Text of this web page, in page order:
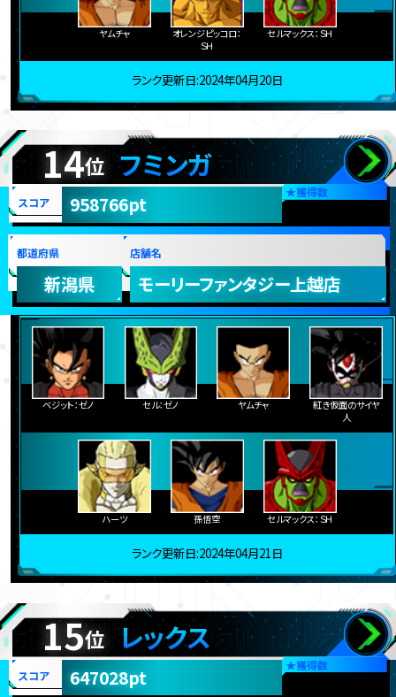
ヤムチャ
オレンジピッコロ：
ＳＨ
セルマックス：ＳＨ
ランク更新日:2024年04月20日
14位 フミンガ
★獲得数
スコア 958766pt
都道府県
新潟県
店舗名
モーリーファンタジー上越店
ベジット：ゼノ セル：ゼノ ヤムチャ
紅き仮面のサイヤ
人
ハーツ 孫悟空 セルマックス：ＳＨ
ランク更新日:2024年04月21日
15位 レックス
★獲得数
スコア 647028pt